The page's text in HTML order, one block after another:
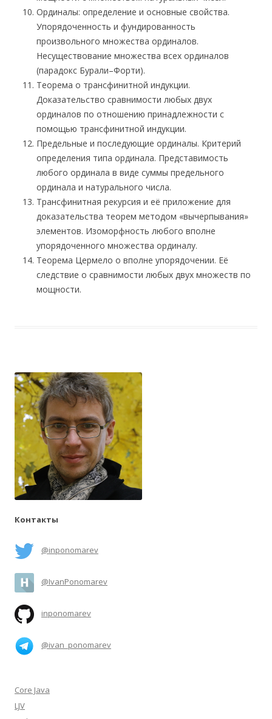
Ординалы: определение и основные свойства.
Упорядоченность и фундированность
произвольного множества ординалов.
Несуществование множества всех ординалов
(парадокс Бурали–Форти).
Теорема о трансфинитной индукции.
Доказательство сравнимости любых двух
ординалов по отношению принадлежности с
помощью трансфинитной индукции.
Предельные и последующие ординалы. Критерий
определения типа ординала. Представимость
любого ординала в виде суммы предельного
ординала и натурального числа.
Трансфинитная рекурсия и её приложение для
доказательства теорем методом «вычерпывания»
элементов. Изоморфность любого вполне
упорядоченного множества ординалу.
Теорема Цермело о вполне упорядочении. Её
следствие о сравнимости любых двух множеств по
мощности.
Контакты
@inponomarev
@IvanPonomarev
inponomarev
@ivan_ponomarev
Core Java
LJV